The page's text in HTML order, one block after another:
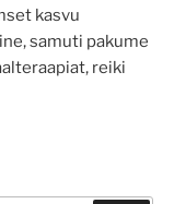
kasvu
samuti pakume
reiki